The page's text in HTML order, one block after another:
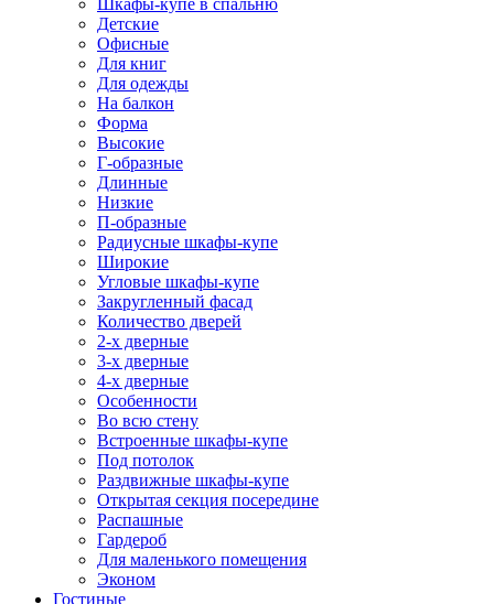
Шкафы-купе в спальню
Детские
Офисные
Для книг
Для одежды
На балкон
Форма
Высокие
Г-образные
Длинные
Низкие
П-образные
Радиусные шкафы-купе
Широкие
Угловые шкафы-купе
Закругленный фасад
Количество дверей
2-х дверные
3-х дверные
4-х дверные
Особенности
Во всю стену
Встроенные шкафы-купе
Под потолок
Раздвижные шкафы-купе
Открытая секция посередине
Распашные
Гардероб
Для маленького помещения
Эконом
Гостиные